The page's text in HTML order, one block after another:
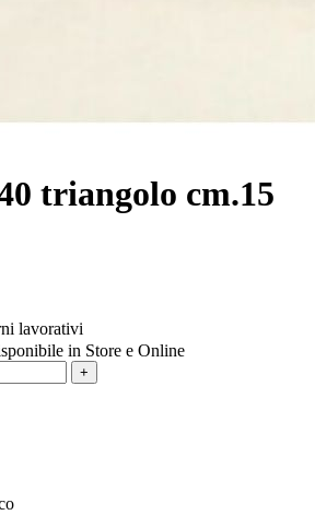
triangolo cm.15
lavorativi
in Store e Online
+